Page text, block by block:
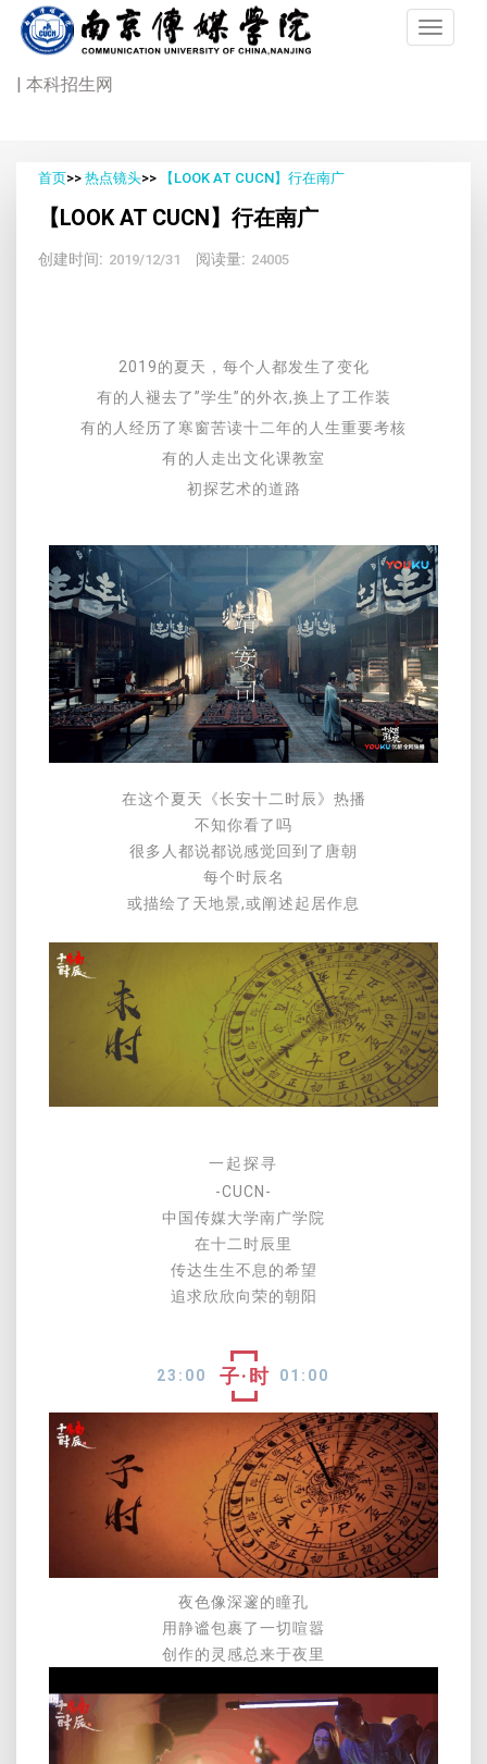
| 本科招生网
首页>> 热点镜头>> 【LOOK AT CUCN】行在南广
【LOOK AT CUCN】行在南广
创建时间: 2019/12/31 阅读量: 24005
2019的夏天，每个人都发生了变化
有的人褪去了”学生”的外衣,换上了工作装
有的人经历了寒窗苦读十二年的人生重要考核
有的人走出文化课教室
初探艺术的道路
在这个夏天《长安十二时辰》热播
不知你看了吗
很多人都说都说感觉回到了唐朝
每个时辰名
或描绘了天地景,或阐述起居作息
一起探寻
-CUCN-
中国传媒大学南广学院
在十二时辰里
传达生生不息的希望
追求欣欣向荣的朝阳
23:00 子·时 01:00
夜色像深邃的瞳孔
用静谧包裹了一切喧嚣
创作的灵感总来于夜里